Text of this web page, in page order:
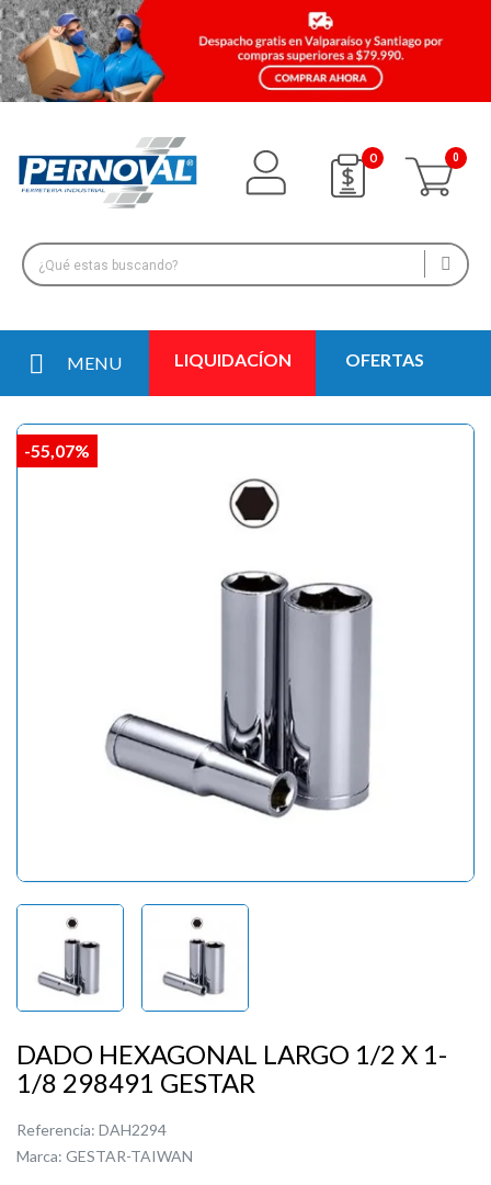
0
MENU LIQUIDACÍON OFERTAS
-55,07%
DADO HEXAGONAL LARGO 1/2 X 1-
1/8 298491 GESTAR
Referencia: DAH2294
Marca: GESTAR-TAIWAN